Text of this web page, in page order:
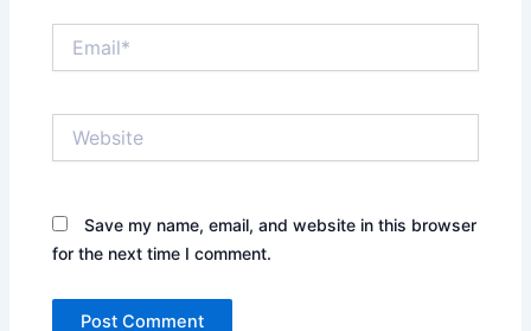
Save my name, email, and website in this browser
for the next time I comment.